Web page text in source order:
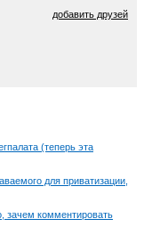
добавить друзей
(теперь эта
для приватизации,
зачем комментировать